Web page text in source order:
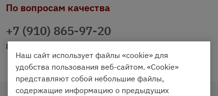
По вопросам качества
+7 (910) 865-97-20
prazdnichniy40@palmi.ru
Наш сайт использует файлы «cookie» для
удобства пользования веб-сайтом. «Cookie»
представляют собой небольшие файлы,
содержащие информацию о предыдущих